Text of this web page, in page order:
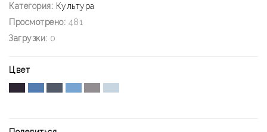
Категория: Культура
Просмотрено: 481
Загрузки: 0
Цвет